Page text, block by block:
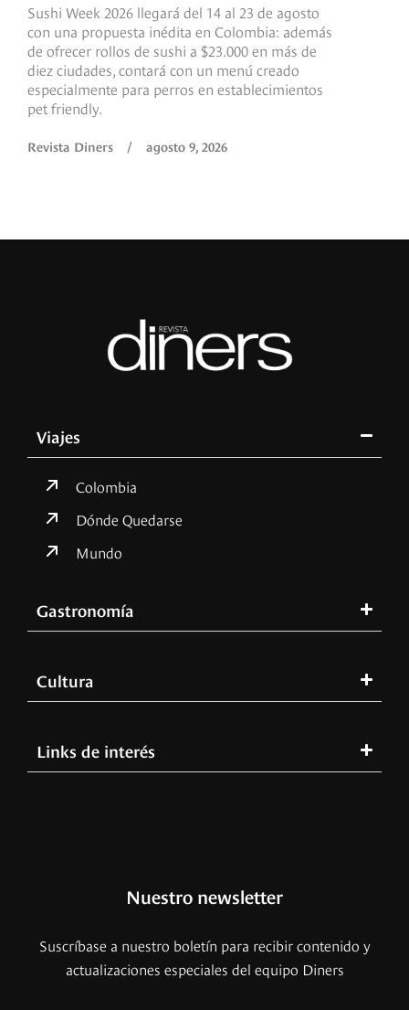
Sushi Week 2026 llegará del 14 al 23 de agosto
con una propuesta inédita en Colombia: además
de ofrecer rollos de sushi a $23.000 en más de
diez ciudades, contará con un menú creado
especialmente para perros en establecimientos
pet friendly.
Revista Diners / agosto 9, 2026
Viajes
Colombia
Dónde Quedarse
Mundo
Gastronomía
Cultura
Links de interés
Nuestro newsletter
Suscríbase a nuestro boletín para recibir contenido y
actualizaciones especiales del equipo Diners